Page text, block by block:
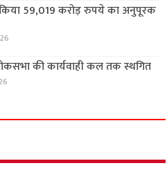
59,019 करोड़ रुपये का अनुपूरक
की कार्यवाही कल तक स्थगित